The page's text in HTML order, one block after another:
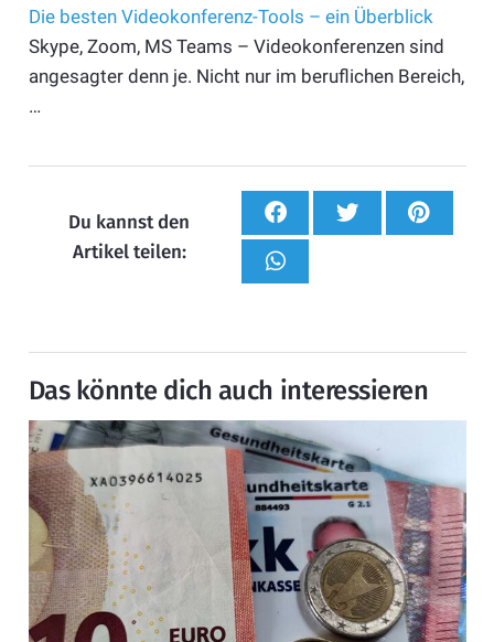
Die besten Videokonferenz-Tools – ein Überblick
Skype, Zoom, MS Teams – Videokonferenzen sind
angesagter denn je. Nicht nur im beruflichen Bereich,
…
Du kannst den
Artikel teilen:
Das könnte dich auch interessieren